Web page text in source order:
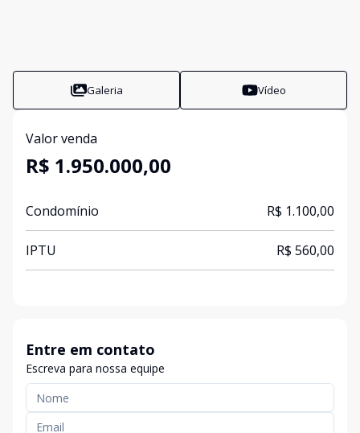
Galeria Vídeo
Valor venda
R$ 1.950.000,00
Condomínio R$ 1.100,00
IPTU R$ 560,00
Entre em contato
Escreva para nossa equipe